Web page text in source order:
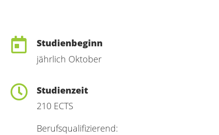
Studienbeginn
jährlich Oktober
Studienzeit
210 ECTS
Berufsqualifizierend: